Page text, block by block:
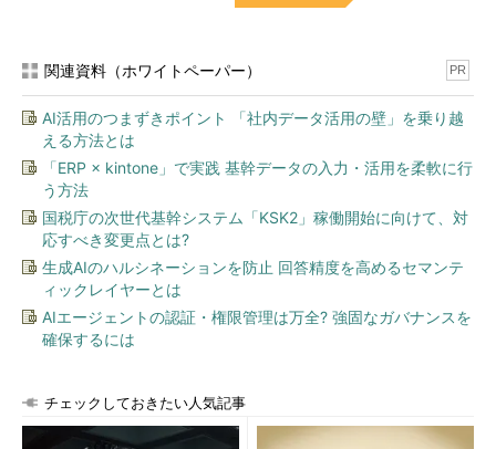
関連資料（ホワイトペーパー） PR
AI活用のつまずきポイント 「社内データ活用の壁」を乗り越
える方法とは
「ERP × kintone」で実践 基幹データの入力・活用を柔軟に行
う方法
国税庁の次世代基幹システム「KSK2」稼働開始に向けて、対
応すべき変更点とは?
生成AIのハルシネーションを防止 回答精度を高めるセマンテ
ィックレイヤーとは
AIエージェントの認証・権限管理は万全? 強固なガバナンスを
確保するには
チェックしておきたい人気記事